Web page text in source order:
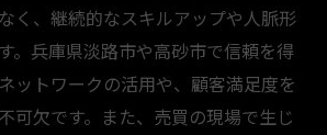
く、継続的なスキルアップや人脈形
。兵庫県淡路市や高砂市で信頼を得
ットワークの活用や、顧客満足度を
可欠です。また、売買の現場で生じ